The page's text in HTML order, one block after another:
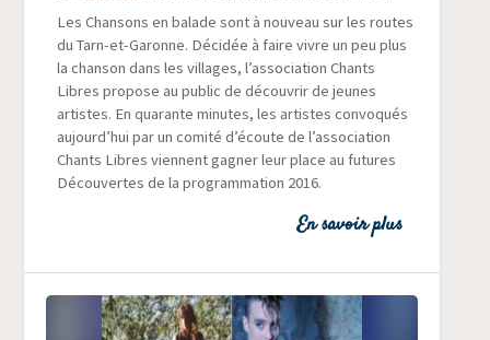
Les Chan­sons en balade sont à nou­veau sur les routes
du Tarn-et-Garonne. Déci­dée à faire vivre un peu plus
la chan­son dans les vil­lages, l’association Chants
Libres pro­pose au public de décou­vrir de jeunes
artistes. En qua­rante minutes, les artistes convo­qués
aujourd’hui par un comi­té d’écoute de l’association
Chants Libres viennent gagner leur place au futures
Décou­vertes de la pro­gram­ma­tion 2016.
En savoir plus